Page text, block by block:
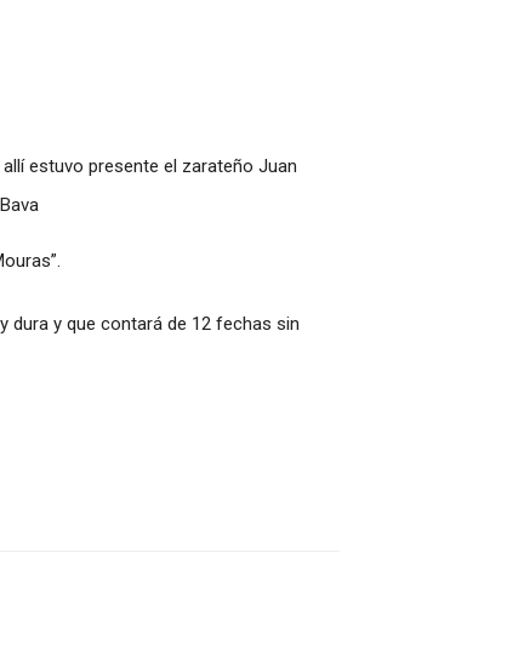
estuvo presente el zarateño Juan
dura y que contará de 12 fechas sin